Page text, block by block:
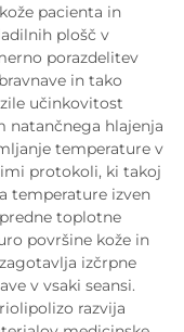
pacienta in
plošč v
porazdelitev
in tako
učinkovitost
natančnega hlajenja
temperature v
protokoli, ki takoj
temperature izven
toplotne
površine kože in
izčrpne
v vsaki seansi.
razvija